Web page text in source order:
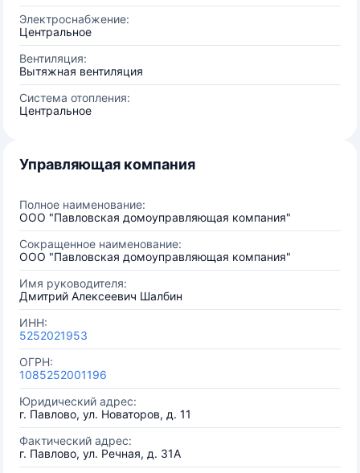
Электроснабжение:
Центральное
Вентиляция:
Вытяжная вентиляция
Система отопления:
Центральное
Управляющая компания
Полное наименование:
ООО "Павловская домоуправляющая компания"
Сокращенное наименование:
ООО "Павловская домоуправляющая компания"
Имя руководителя:
Дмитрий Алексеевич Шалбин
ИНН:
5252021953
ОГРН:
1085252001196
Юридический адрес:
г. Павлово, ул. Новаторов, д. 11
Фактический адрес:
г. Павлово, ул. Речная, д. 31А